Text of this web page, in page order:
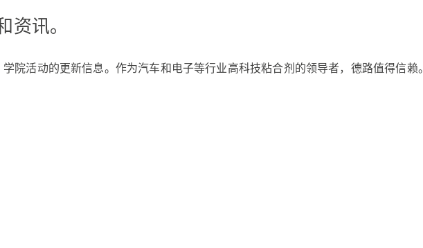
讯。
院活动的更新信息。作为汽车和电子等行业高科技粘合剂的领导者，德路值得信赖。